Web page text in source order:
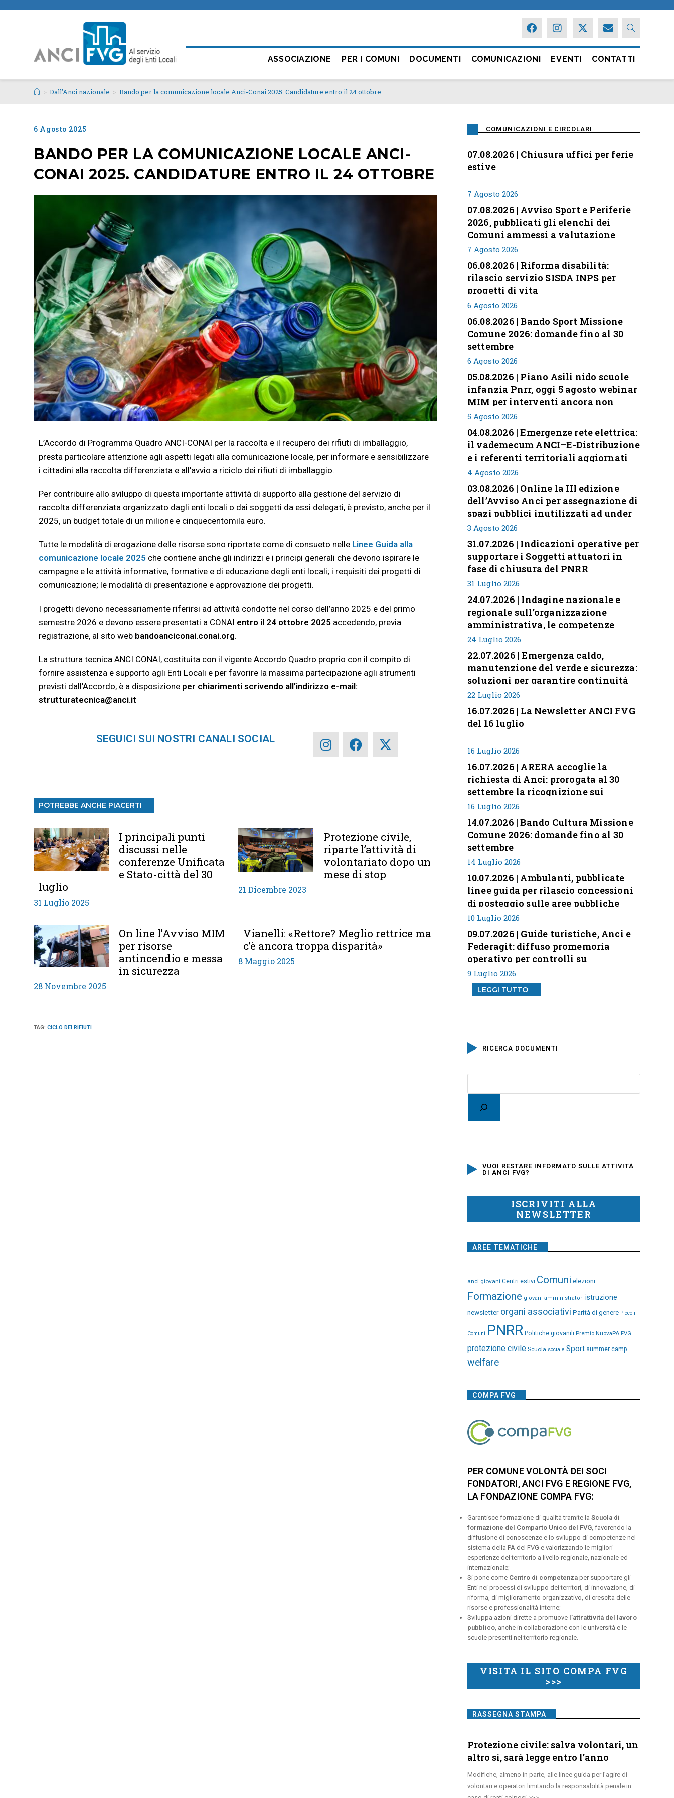
ASSOCIAZIONE PER I COMUNI DOCUMENTI COMUNICAZIONI EVENTI CONTATTI
> Dall’Anci nazionale > Bando per la comunicazione locale Anci-Conai 2025. Candidature entro il 24 ottobre
6 Agosto 2025
BANDO PER LA COMUNICAZIONE LOCALE ANCI-
CONAI 2025. CANDIDATURE ENTRO IL 24 OTTOBRE
L’Accordo di Programma Quadro ANCI-CONAI per la raccolta e il recupero dei rifiuti di imballaggio,
presta particolare attenzione agli aspetti legati alla comunicazione locale, per informare e sensibilizzare
i cittadini alla raccolta differenziata e all’avvio a riciclo dei rifiuti di imballaggio.
Per contribuire allo sviluppo di questa importante attività di supporto alla gestione del servizio di
raccolta differenziata organizzato dagli enti locali o dai soggetti da essi delegati, è previsto, anche per il
2025, un budget totale di un milione e cinquecentomila euro.
Tutte le modalità di erogazione delle risorse sono riportate come di consueto nelle Linee Guida alla
comunicazione locale 2025 che contiene anche gli indirizzi e i principi generali che devono ispirare le
campagne e le attività informative, formative e di educazione degli enti locali; i requisiti dei progetti di
comunicazione; le modalità di presentazione e approvazione dei progetti.
I progetti devono necessariamente riferirsi ad attività condotte nel corso dell’anno 2025 e del primo
semestre 2026 e devono essere presentati a CONAI entro il 24 ottobre 2025 accedendo, previa
registrazione, al sito web bandoanciconai.conai.org.
La struttura tecnica ANCI CONAI, costituita con il vigente Accordo Quadro proprio con il compito di
fornire assistenza e supporto agli Enti Locali e per favorire la massima partecipazione agli strumenti
previsti dall’Accordo, è a disposizione per chiarimenti scrivendo all’indirizzo e-mail:
strutturatecnica@anci.it
SEGUICI SUI NOSTRI CANALI SOCIAL
POTREBBE ANCHE PIACERTI
I principali punti
discussi nelle
conferenze Unificata
e Stato-città del 30
luglio
31 Luglio 2025
Protezione civile,
riparte l’attività di
volontariato dopo un
mese di stop
21 Dicembre 2023
On line l’Avviso MIM
per risorse
antincendio e messa
in sicurezza
28 Novembre 2025
Vianelli: «Rettore? Meglio rettrice ma
c’è ancora troppa disparità»
8 Maggio 2025
TAG:CICLO DEI RIFIUTI
COMUNICAZIONI E CIRCOLARI
07.08.2026 | Chiusura uffici per ferie
estive
7 Agosto 2026
07.08.2026 | Avviso Sport e Periferie
2026, pubblicati gli elenchi dei
Comuni ammessi a valutazione
7 Agosto 2026
06.08.2026 | Riforma disabilità:
rilascio servizio SISDA INPS per
progetti di vita
6 Agosto 2026
06.08.2026 | Bando Sport Missione
Comune 2026: domande fino al 30
settembre
6 Agosto 2026
05.08.2026 | Piano Asili nido scuole
infanzia Pnrr, oggi 5 agosto webinar
MIM per interventi ancora non
conclusi
5 Agosto 2026
04.08.2026 | Emergenze rete elettrica:
il vademecum ANCI–E-Distribuzione
e i referenti territoriali aggiornati
4 Agosto 2026
03.08.2026 | Online la III edizione
dell’Avviso Anci per assegnazione di
spazi pubblici inutilizzati ad under
35
3 Agosto 2026
31.07.2026 | Indicazioni operative per
supportare i Soggetti attuatori in
fase di chiusura del PNRR
31 Luglio 2026
24.07.2026 | Indagine nazionale e
regionale sull’organizzazione
amministrativa, le competenze
professionali e i modelli di gestione
nei piccoli Comuni italiani
24 Luglio 2026
22.07.2026 | Emergenza caldo,
manutenzione del verde e sicurezza:
soluzioni per garantire continuità
servizi
22 Luglio 2026
16.07.2026 | La Newsletter ANCI FVG
del 16 luglio
16 Luglio 2026
16.07.2026 | ARERA accoglie la
richiesta di Anci: prorogata al 30
settembre la ricognizione sui
corrispettivi
16 Luglio 2026
14.07.2026 | Bando Cultura Missione
Comune 2026: domande fino al 30
settembre
14 Luglio 2026
10.07.2026 | Ambulanti, pubblicate
linee guida per rilascio concessioni
di posteggio sulle aree pubbliche
10 Luglio 2026
09.07.2026 | Guide turistiche, Anci e
Federagit: diffuso promemoria
operativo per controlli su
professione
9 Luglio 2026
LEGGI TUTTO
RICERCA DOCUMENTI
VUOI RESTARE INFORMATO SULLE ATTIVITÀ
DI ANCI FVG?
ISCRIVITI ALLA
NEWSLETTER
AREE TEMATICHE
anci giovani Centri estivi Comuni elezioni
Formazione giovani amministratori istruzione
newsletter organi associativi Parità di genere Piccoli
Comuni PNRR Politiche giovanili Premio NuovaPA FVG
protezione civile Scuola sociale Sport summer camp
welfare
COMPA FVG
PER COMUNE VOLONTÀ DEI SOCI
FONDATORI, ANCI FVG E REGIONE FVG,
LA FONDAZIONE COMPA FVG:
Garantisce formazione di qualità tramite la Scuola di
formazione del Comparto Unico del FVG, favorendo la
diffusione di conoscenze e lo sviluppo di competenze nel
sistema della PA del FVG e valorizzando le migliori
esperienze del territorio a livello regionale, nazionale ed
internazionale;
Si pone come Centro di competenzaper supportare gli
Enti nei processi di sviluppo dei territori, di innovazione, di
riforma, di miglioramento organizzativo, di crescita delle
risorse e professionalità interne;
Sviluppa azioni dirette a promuove l’attrattività del lavoro
pubblico, anche in collaborazione con le università e le
scuole presenti nel territorio regionale.
VISITA IL SITO COMPA FVG
>>>
RASSEGNA STAMPA
Protezione civile: salva volontari, un
altro sì, sarà legge entro l’anno
Modifiche, almeno in parte, alle linee guida per l’agire di
volontari e operatori limitando la responsabilità penale in